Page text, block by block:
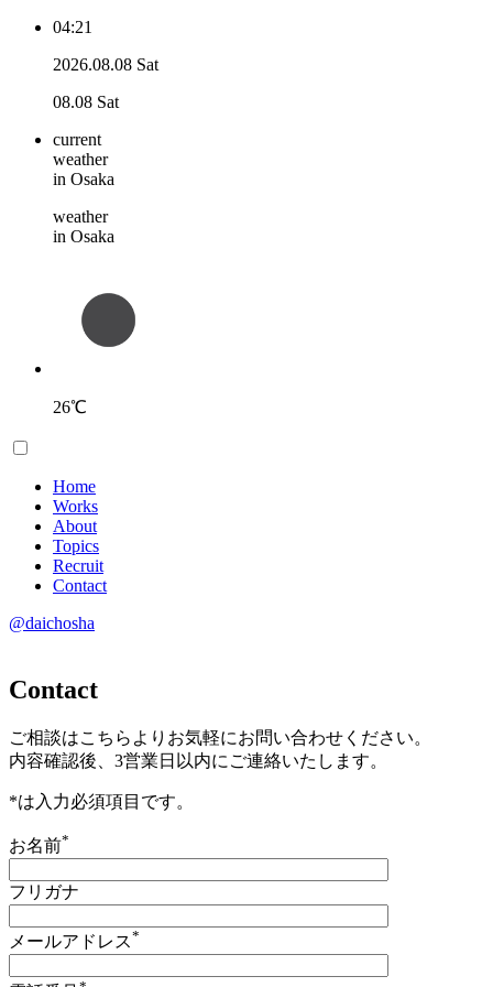
04:21
2026.08.08 Sat
08.08 Sat
current
weather
in Osaka
weather
in Osaka
26℃
Home
Works
About
Topics
Recruit
Contact
@daichosha
Contact
ご相談はこちらよりお気軽にお問い合わせください。
内容確認後、3営業日以内にご連絡いたします。
*は入力必須項目です。
お名前*
フリガナ
メールアドレス*